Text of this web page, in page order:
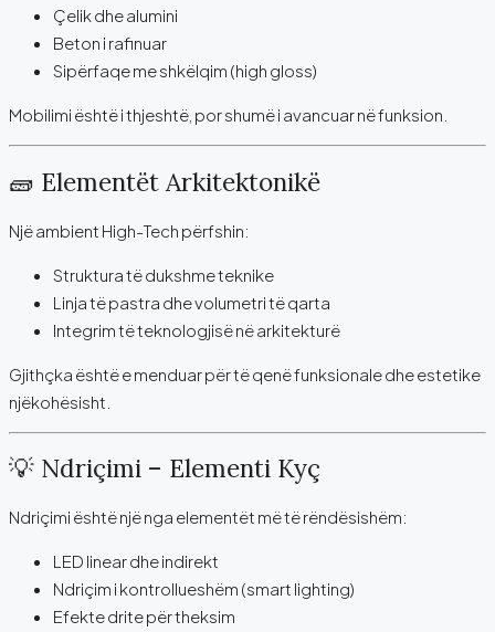
Çelik dhe alumini
Beton i rafinuar
Sipërfaqe me shkëlqim (high gloss)
Mobilimi është i thjeshtë, por shumë i avancuar në funksion.
🧱 Elementët Arkitektonikë
Një ambient High-Tech përfshin:
Struktura të dukshme teknike
Linja të pastra dhe volumetri të qarta
Integrim të teknologjisë në arkitekturë
Gjithçka është e menduar për të qenë funksionale dhe estetike
njëkohësisht.
💡 Ndriçimi – Elementi Kyç
Ndriçimi është një nga elementët më të rëndësishëm:
LED linear dhe indirekt
Ndriçim i kontrollueshëm (smart lighting)
Efekte drite për theksim